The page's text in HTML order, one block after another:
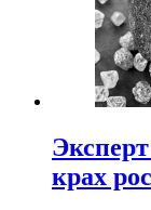
крах